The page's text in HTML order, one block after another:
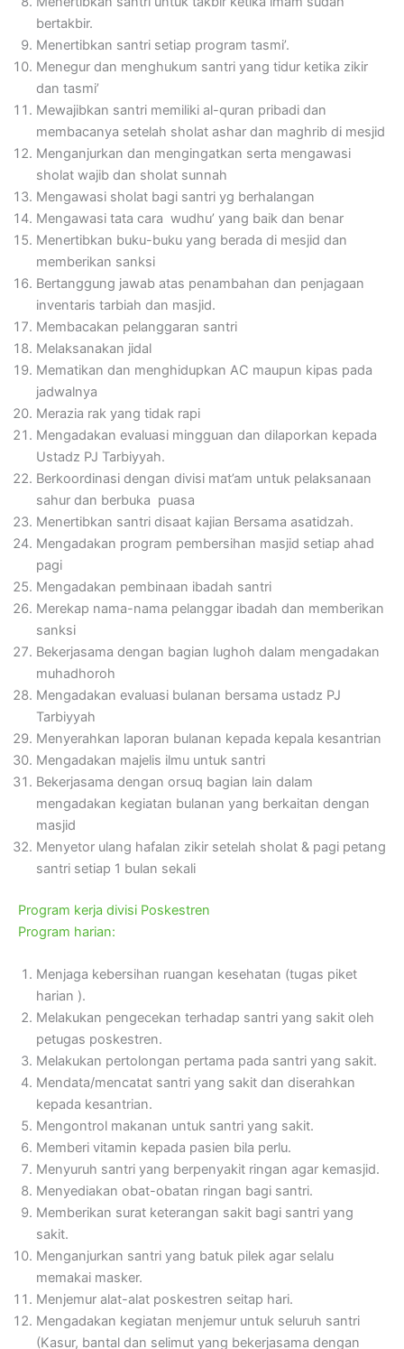
bertakbir.
Menertibkan santri setiap program tasmi’.
Menegur dan menghukum santri yang tidur ketika zikir
dan tasmi’
Mewajibkan santri memiliki al-quran pribadi dan
membacanya setelah sholat ashar dan maghrib di mesjid
Menganjurkan dan mengingatkan serta mengawasi
sholat wajib dan sholat sunnah
Mengawasi sholat bagi santri yg berhalangan
Mengawasi tata cara wudhu’ yang baik dan benar
Menertibkan buku-buku yang berada di mesjid dan
memberikan sanksi
Bertanggung jawab atas penambahan dan penjagaan
inventaris tarbiah dan masjid.
Membacakan pelanggaran santri
Melaksanakan jidal
Mematikan dan menghidupkan AC maupun kipas pada
jadwalnya
Merazia rak yang tidak rapi
Mengadakan evaluasi mingguan dan dilaporkan kepada
Ustadz PJ Tarbiyyah.
Berkoordinasi dengan divisi mat’am untuk pelaksanaan
sahur dan berbuka puasa
Menertibkan santri disaat kajian Bersama asatidzah.
Mengadakan program pembersihan masjid setiap ahad
pagi
Mengadakan pembinaan ibadah santri
Merekap nama-nama pelanggar ibadah dan memberikan
sanksi
Bekerjasama dengan bagian lughoh dalam mengadakan
muhadhoroh
Mengadakan evaluasi bulanan bersama ustadz PJ
Tarbiyyah
Menyerahkan laporan bulanan kepada kepala kesantrian
Mengadakan majelis ilmu untuk santri
Bekerjasama dengan orsuq bagian lain dalam
mengadakan kegiatan bulanan yang berkaitan dengan
masjid
Menyetor ulang hafalan zikir setelah sholat & pagi petang
santri setiap 1 bulan sekali
Program kerja divisi Poskestren
Program harian:
Menjaga kebersihan ruangan kesehatan (tugas piket
harian ).
Melakukan pengecekan terhadap santri yang sakit oleh
petugas poskestren.
Melakukan pertolongan pertama pada santri yang sakit.
Mendata/mencatat santri yang sakit dan diserahkan
kepada kesantrian.
Mengontrol makanan untuk santri yang sakit.
Memberi vitamin kepada pasien bila perlu.
Menyuruh santri yang berpenyakit ringan agar kemasjid.
Menyediakan obat-obatan ringan bagi santri.
Memberikan surat keterangan sakit bagi santri yang
sakit.
Menganjurkan santri yang batuk pilek agar selalu
memakai masker.
Menjemur alat-alat poskestren seitap hari.
Mengadakan kegiatan menjemur untuk seluruh santri
(Kasur, bantal dan selimut yang bekerjasama dengan